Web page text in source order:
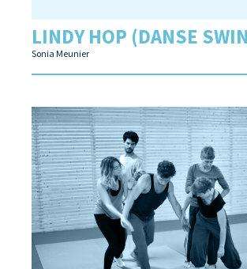
LINDY HOP (DANSE
Sonia Meunier